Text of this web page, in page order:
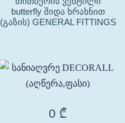
butterfly შიდა ხრახნით
(გაზის) GENERAL FITTINGS
0 ₾